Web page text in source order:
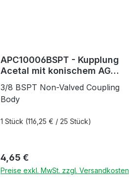
APC10006BSPT - Kupplung
Acetal mit konischem AG
3/8 BSPT Non-Valved Coupling
Body
1 Stück (116,25 € / 25 Stück)
Regulärer Preis:
4,65 €
Preise exkl. MwSt. zzgl. Versandkosten